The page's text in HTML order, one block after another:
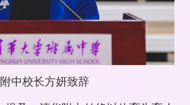
中校长方妍致辞